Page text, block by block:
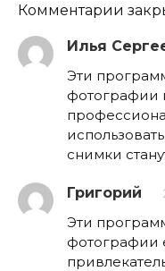
Комментарии
Илья
Эти
фотографии
снимки
Григорий
Эти
фотографии